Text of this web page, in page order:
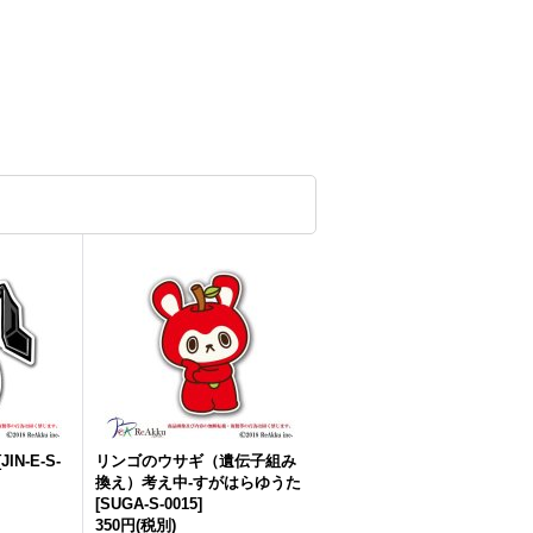
JIN-E-S-
リンゴのウサギ（遺伝子組み
換え）考え中-すがはらゆうた
[SUGA-S-0015]
350円(税別)